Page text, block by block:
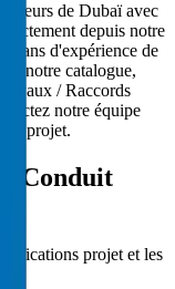
de Dubaï avec
depuis notre
ans d'expérience de
notre catalogue,
/ Raccords
notre équipe
projet.
Conduit
projet et les